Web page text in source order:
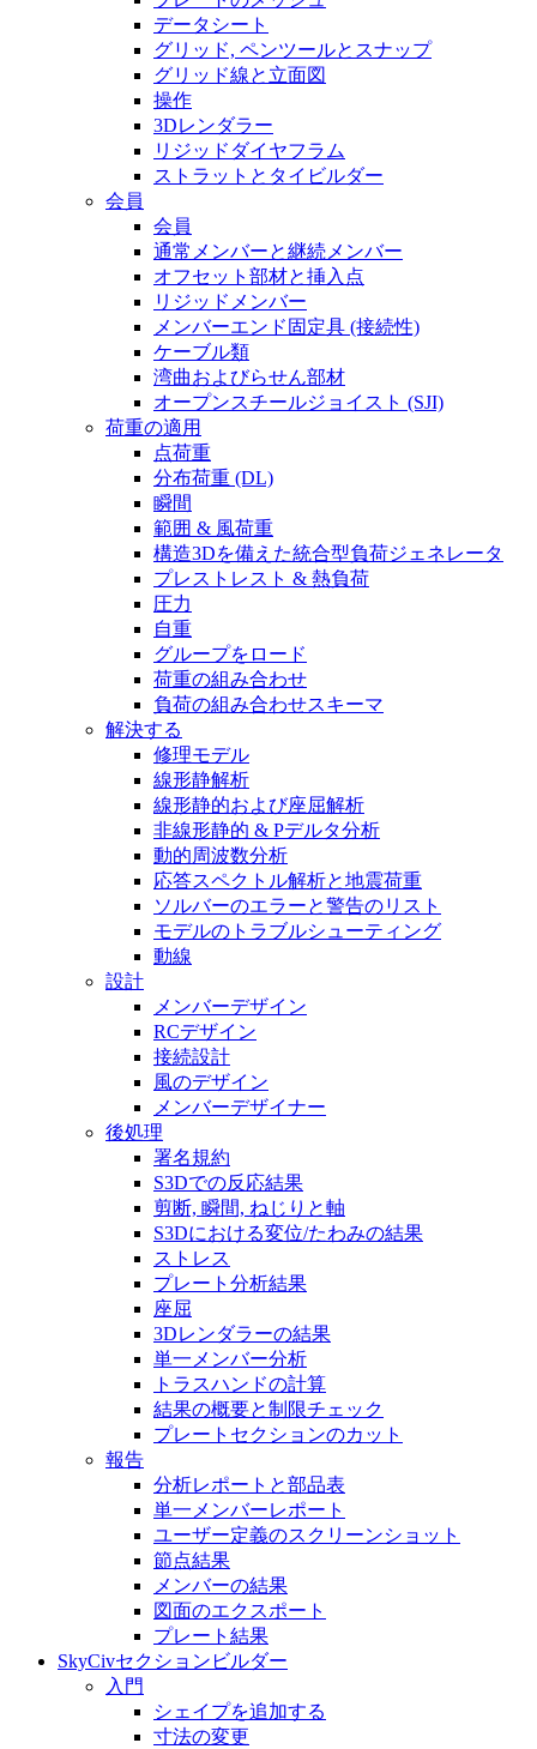
データシート
グリッド, ペンツールとスナップ
グリッド線と立面図
操作
3Dレンダラー
リジッドダイヤフラム
ストラットとタイビルダー
会員
会員
通常メンバーと継続メンバー
オフセット部材と挿入点
リジッドメンバー
メンバーエンド固定具 (接続性)
ケーブル類
湾曲およびらせん部材
オープンスチールジョイスト (SJI)
荷重の適用
点荷重
分布荷重 (DL)
瞬間
範囲 & 風荷重
構造3Dを備えた統合型負荷ジェネレータ
プレストレスト & 熱負荷
圧力
自重
グループをロード
荷重の組み合わせ
負荷の組み合わせスキーマ
解決する
修理モデル
線形静解析
線形静的および座屈解析
非線形静的 & Pデルタ分析
動的周波数分析
応答スペクトル解析と地震荷重
ソルバーのエラーと警告のリスト
モデルのトラブルシューティング
動線
設計
メンバーデザイン
RCデザイン
接続設計
風のデザイン
メンバーデザイナー
後処理
署名規約
S3Dでの反応結果
剪断, 瞬間, ねじりと軸
S3Dにおける変位/たわみの結果
ストレス
プレート分析結果
座屈
3Dレンダラーの結果
単一メンバー分析
トラスハンドの計算
結果の概要と制限チェック
プレートセクションのカット
報告
分析レポートと部品表
単一メンバーレポート
ユーザー定義のスクリーンショット
節点結果
メンバーの結果
図面のエクスポート
プレート結果
SkyCivセクションビルダー
入門
シェイプを追加する
寸法の変​​更